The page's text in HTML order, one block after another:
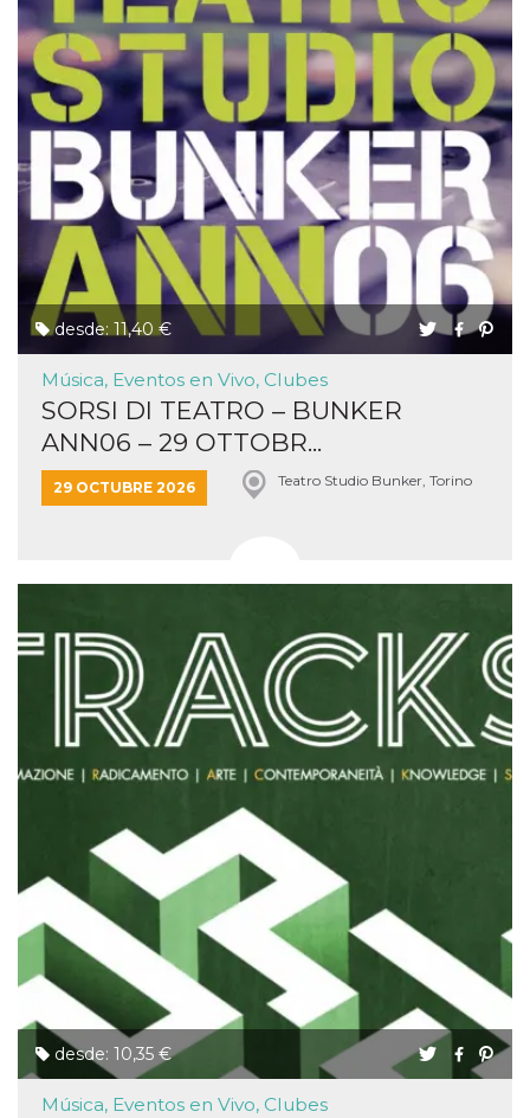
desde: 11,40 €
Música, Eventos en Vivo, Clubes
SORSI DI TEATRO – BUNKER
ANN06 – 29 OTTOBR...
29 OCTUBRE 2026 Teatro Studio Bunker, Torino
desde: 10,35 €
Música, Eventos en Vivo, Clubes